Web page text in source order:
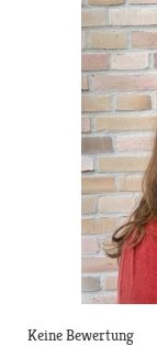
Keine Bewertung